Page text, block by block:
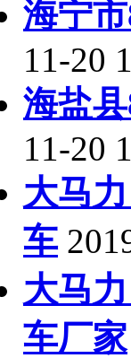
海宁
11-20
海盐
11-20
大马
车
大马
车厂家